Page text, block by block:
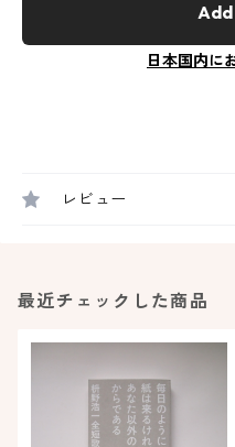
日本国内に
レビュー
最近チェックした商品